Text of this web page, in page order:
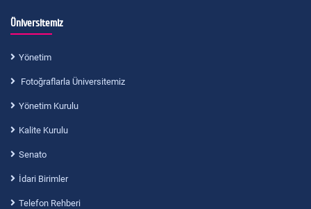
Üniversitemiz
Yönetim
Fotoğraflarla Üniversitemiz
Yönetim Kurulu
Kalite Kurulu
Senato
İdari Birimler
Telefon Rehberi